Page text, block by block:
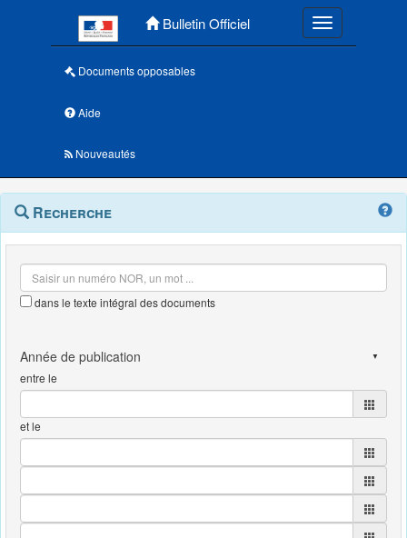
Bulletin Officiel Toggle
Documents opposables
Aide
Nouveautés
Navigation
outils
Menu
contextuel
Recherche
dans le texte intégral des documents
entre le
et le